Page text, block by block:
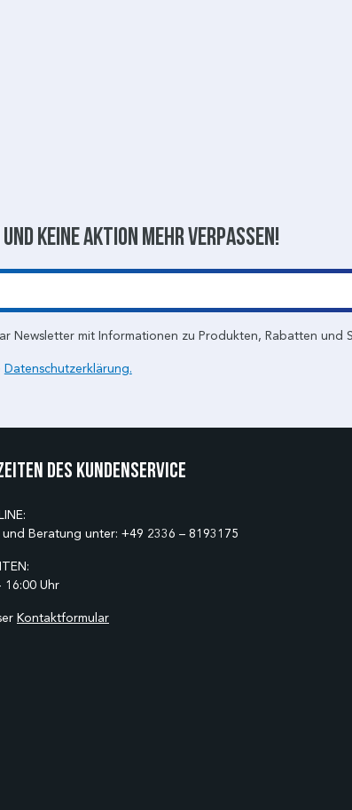
keine aktion mehr verpassen!
Newsletter mit Informationen zu Produkten, Rabatten und
Datenschutzerklärung.
des Kundenservice
Beratung unter: +49 2336 – 8193175
16:00 Uhr
Kontaktformular